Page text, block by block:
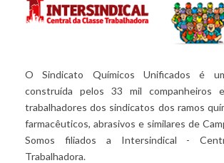
O Sindicato Químicos Unificados é
construída pelos 33 mil companheiros e
trabalhadores dos sindicatos dos ramos
farmacêuticos, abrasivos e similares de
Somos filiados a Intersindical -
Trabalhadora.